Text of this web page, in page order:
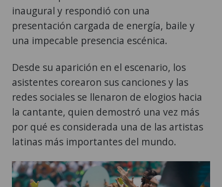
inaugural y respondió con una
presentación cargada de energía, baile y
una impecable presencia escénica.
Desde su aparición en el escenario, los
asistentes corearon sus canciones y las
redes sociales se llenaron de elogios hacia
la cantante, quien demostró una vez más
por qué es considerada una de las artistas
latinas más importantes del mundo.